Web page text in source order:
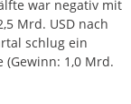
war negativ mit
Mrd. USD nach
schlug ein
(Gewinn: 1,0 Mrd.